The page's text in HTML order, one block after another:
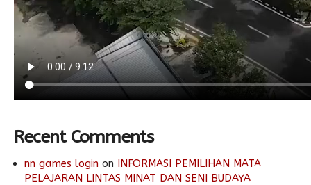
Recent Comments
nn games login on INFORMASI PEMILIHAN MATA
PELAJARAN LINTAS MINAT DAN SENI BUDAYA